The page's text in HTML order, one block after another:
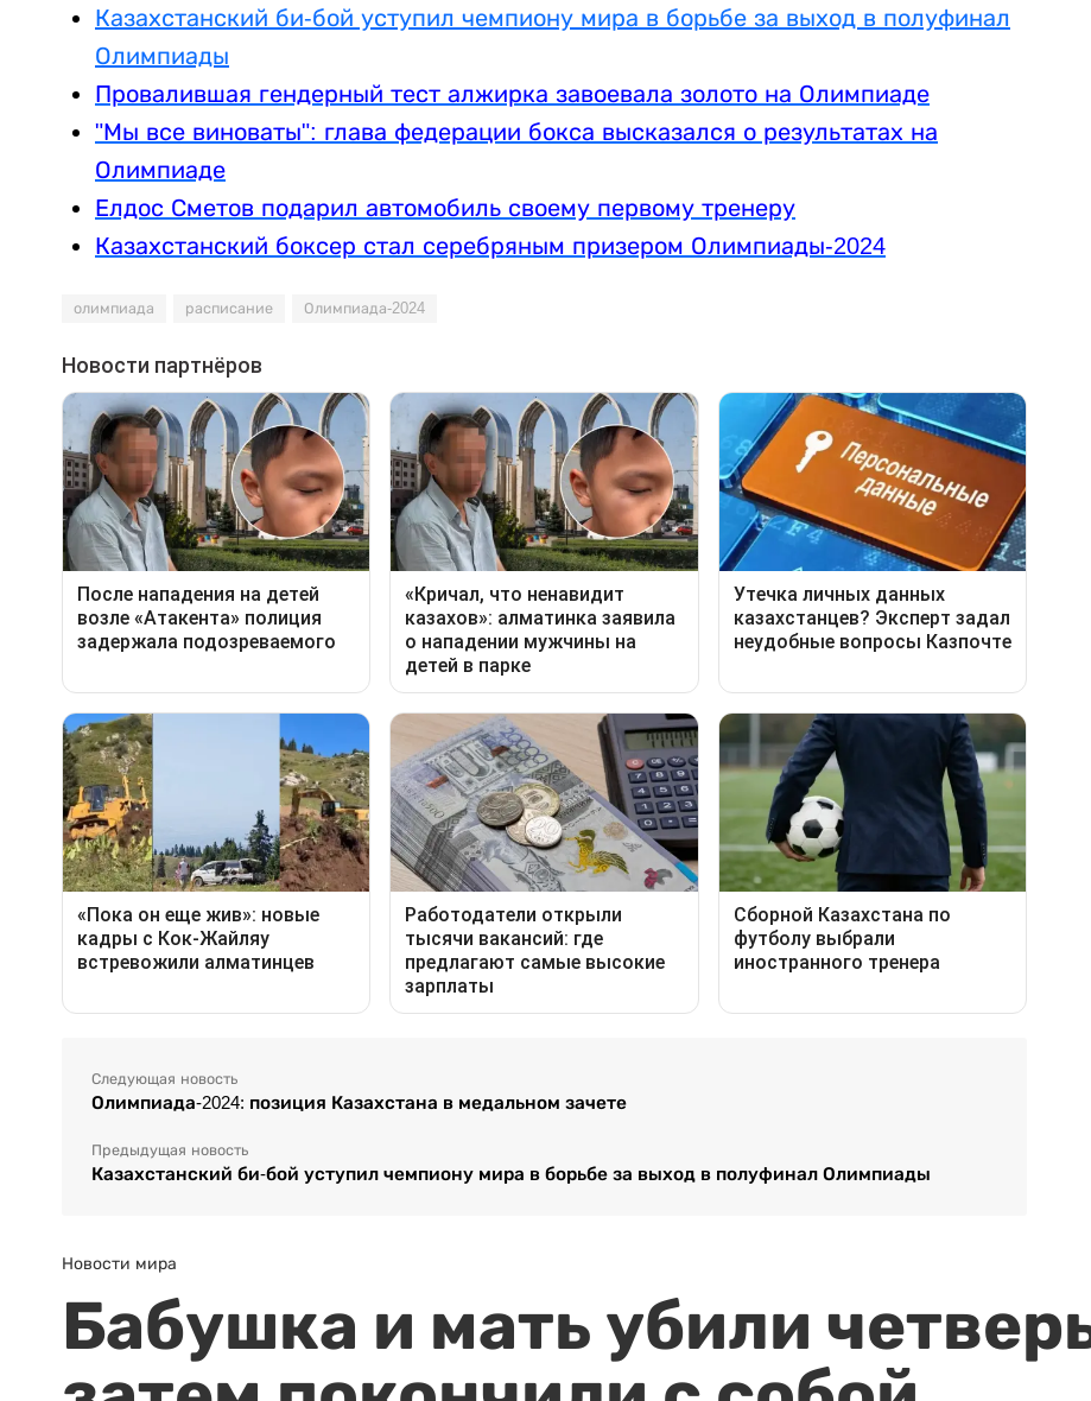
Казахстанский би-бой уступил чемпиону мира в борьбе за выход в полуфинал
Олимпиады
Провалившая гендерный тест алжирка завоевала золото на Олимпиаде
"Мы все виноваты": глава федерации бокса высказался о результатах на
Олимпиаде
Елдос Сметов подарил автомобиль своему первому тренеру
Казахстанский боксер стал серебряным призером Олимпиады-2024
олимпиада расписание Олимпиада-2024
Следующая новость
Олимпиада-2024: позиция Казахстана в медальном зачете
Предыдущая новость
Казахстанский би-бой уступил чемпиону мира в борьбе за выход в полуфинал Олимпиады
Новости мира
Бабушка и мать убили